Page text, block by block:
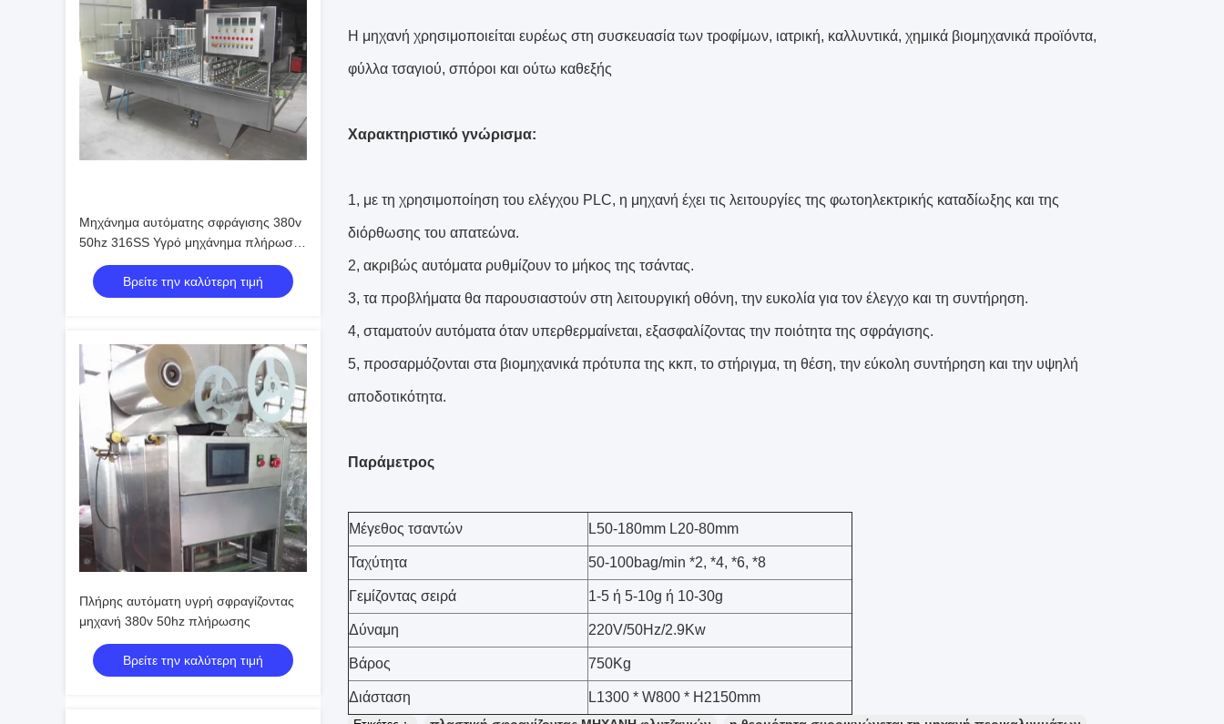
Μηχάνημα αυτόματης σφράγισης 380v
50hz 316SS Υγρό μηχάνημα πλήρωσης
και σφράγισης
Βρείτε την καλύτερη τιμή
Πλήρης αυτόματη υγρή σφραγίζοντας
μηχανή 380v 50hz πλήρωσης
Βρείτε την καλύτερη τιμή
Η μηχανή χρησιμοποιείται ευρέως στη συσκευασία των τροφίμων, ιατρική, καλλυντικά, χημικά βιομηχανικά προϊόντα,
φύλλα τσαγιού, σπόροι και ούτω καθεξής
Χαρακτηριστικό γνώρισμα:
1, με τη χρησιμοποίηση του ελέγχου PLC, η μηχανή έχει τις λειτουργίες της φωτοηλεκτρικής καταδίωξης και της
διόρθωσης του απατεώνα.
2, ακριβώς αυτόματα ρυθμίζουν το μήκος της τσάντας.
3, τα προβλήματα θα παρουσιαστούν στη λειτουργική οθόνη, την ευκολία για τον έλεγχο και τη συντήρηση.
4, σταματούν αυτόματα όταν υπερθερμαίνεται, εξασφαλίζοντας την ποιότητα της σφράγισης.
5, προσαρμόζονται στα βιομηχανικά πρότυπα της κκπ, το στήριγμα, τη θέση, την εύκολη συντήρηση και την υψηλή
αποδοτικότητα.
Παράμετρος
Μέγεθος τσαντών L50-180mm L20-80mm
Ταχύτητα 50-100bag/min *2, *4, *6, *8
Γεμίζοντας σειρά 1-5 ή 5-10g ή 10-30g
Δύναμη 220V/50Hz/2.9Kw
Βάρος 750Kg
Διάσταση L1300 * W800 * H2150mm